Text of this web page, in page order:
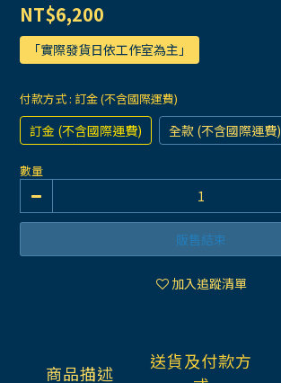
NT$6,200
「實際發貨日依工作室為主」
付款方式 : 訂金 (不含國際運費)
訂金 (不含國際運費) 全款 (不含國際運費)
數量
販售結束
加入追蹤清單
商品描述
送貨及付款方